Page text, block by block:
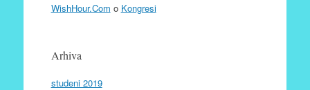
WishHour.Com o Kongresi
Arhiva
studeni 2019